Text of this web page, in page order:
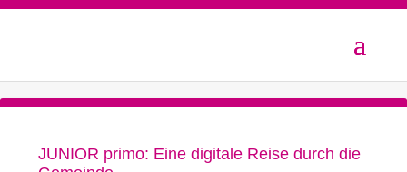
JUNIOR primo: Eine digitale Reise durch die